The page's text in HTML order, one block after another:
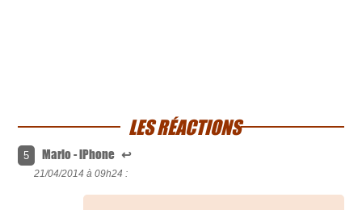
LES RÉACTIONS
5 Marlo - iPhone ↩
21/04/2014 à 09h24 :